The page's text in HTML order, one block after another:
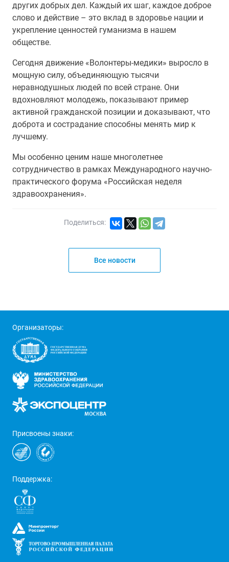
других добрых дел. Каждый их шаг, каждое доброе
слово и действие – это вклад в здоровье нации и
укрепление ценностей гуманизма в нашем
обществе.
Сегодня движение «Волонтеры-медики» выросло в
мощную силу, объединяющую тысячи
неравнодушных людей по всей стране. Они
вдохновляют молодежь, показывают пример
активной гражданской позиции и доказывают, что
доброта и сострадание способны менять мир к
лучшему.
Мы особенно ценим наше многолетнее
сотрудничество в рамках Международного научно-
практического форума «Российская неделя
здравоохранения».
Поделиться:
Все новости
Организаторы:
Присвоены знаки:
Поддержка: